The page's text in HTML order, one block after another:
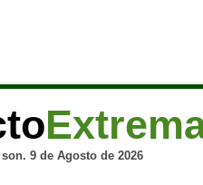
9 de Agosto de 2026